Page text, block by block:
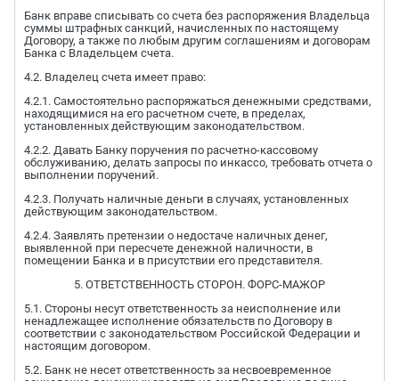
Банк вправе списывать со счета без распоряжения Владельца
суммы штрафных санкций, начисленных по настоящему
Договору, а также по любым другим соглашениям и договорам
Банка с Владельцем счета.
4.2. Владелец счета имеет право:
4.2.1. Самостоятельно распоряжаться денежными средствами,
находящимися на его расчетном счете, в пределах,
установленных действующим законодательством.
4.2.2. Давать Банку поручения по расчетно-кассовому
обслуживанию, делать запросы по инкассо, требовать отчета о
выполнении поручений.
4.2.3. Получать наличные деньги в случаях, установленных
действующим законодательством.
4.2.4. Заявлять претензии о недостаче наличных денег,
выявленной при пересчете денежной наличности, в
помещении Банка и в присутствии его представителя.
5. ОТВЕТСТВЕННОСТЬ СТОРОН. ФОРС-МАЖОР
5.1. Стороны несут ответственность за неисполнение или
ненадлежащее исполнение обязательств по Договору в
соответствии с законодательством Российской Федерации и
настоящим договором.
5.2. Банк не несет ответственность за несвоевременное